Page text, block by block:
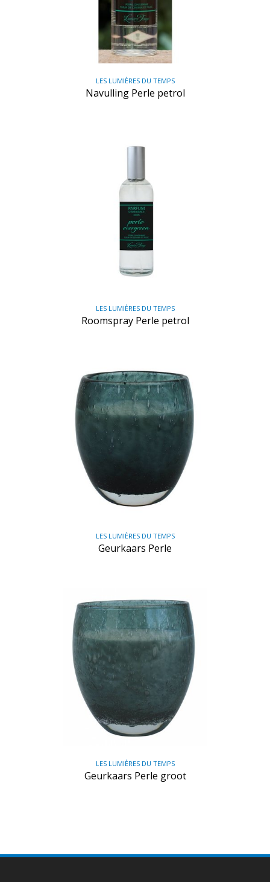
LES LUMIÈRES DU TEMPS
Navulling Perle petrol
LES LUMIÈRES DU TEMPS
Roomspray Perle petrol
LES LUMIÈRES DU TEMPS
Geurkaars Perle
LES LUMIÈRES DU TEMPS
Geurkaars Perle groot